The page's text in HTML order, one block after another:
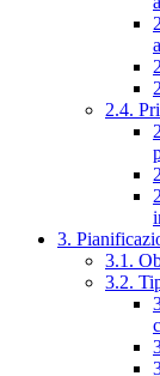
2.4.
3.
3.1.
3.2.